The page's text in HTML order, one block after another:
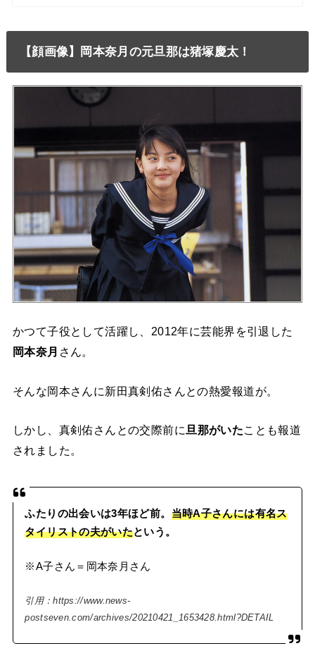
【顔画像】岡本奈月の元旦那は猪塚慶太！
かつて子役として活躍し、2012年に芸能界を引退した
岡本奈月 さん。
そんな岡本さんに新田真剣佑さんとの熱愛報道が。
しかし、真剣佑さんとの交際前に旦那がいたことも報道
されました。
ふたりの出会いは3年ほど前。 当時A子さんには有名ス
タイリストの夫がいたという。
※A子さん＝岡本奈月さん
引用：https://www.news-
postseven.com/archives/20210421_1653428.html?DETAIL